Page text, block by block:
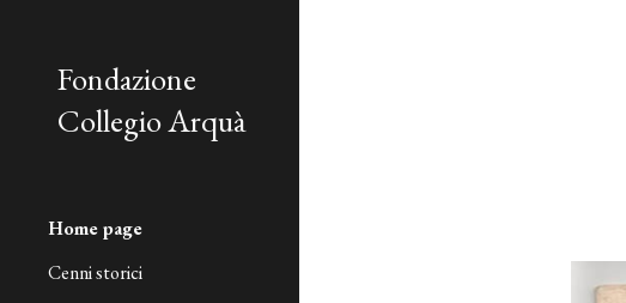
Fondazione
Collegio Arquà
Home page
Cenni storici